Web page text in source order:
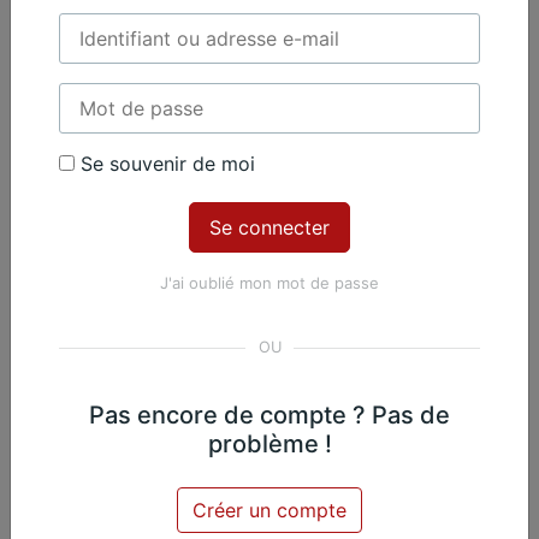
Émile Bernard, Violoncelle - Nicolas Martin,
Piano
Contenu Premium
Accédez à tout le contenu
par an
Se souvenir de moi
J'ai oublié mon mot de passe
Pas encore de compte ? Pas de
problème !
Créer un compte